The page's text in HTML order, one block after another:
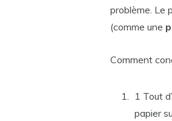
problème. Le
(comme une
Comment
1 Tout
papier